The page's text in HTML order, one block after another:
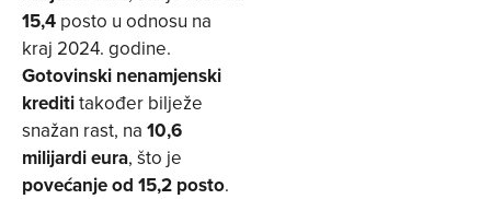
15,4 posto u odnosu na
kraj 2024. godine.
Gotovinski nenamjenski
kredititakođer bilježe
snažan rast, na 10,6
milijardi eura, što je
povećanje od 15,2 posto.